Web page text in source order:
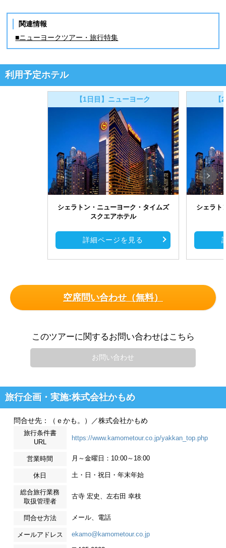
関連情報
■ニューヨークツアー・旅行特集
利用予定ホテル
【1日目】ニューヨーク
シェラトン・ニューヨーク・タイムズ
スクエアホテル
詳細ページを見る
シェラト
空席問い合わせ（無料）
このツアーに関するお問い合わせはこちら
お問い合わせ
旅行企画・実施:株式会社かもめ
問合せ先：（ｅかも。）／株式会社かもめ
旅行条件書
URL
https://www.kamometour.co.jp/yakkan_top.php
営業時間 月～金曜日：10:00～18:00
休日 土・日・祝日・年末年始
総合旅行業務
取扱管理者
古寺 宏史、左右田 幸枝
問合せ方法 メール、電話
メールアドレス ekamo@kamometour.co.jp